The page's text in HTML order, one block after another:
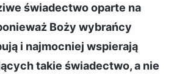
świadectwo oparte na
Boży wybrańcy
i najmocniej wspierają
takie świadectwo, a nie